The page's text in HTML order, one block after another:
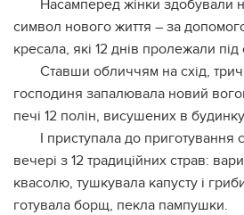
Насамперед жінки здобували
символ нового життя – за
кресала, які 12 днів пролежали
Ставши обличчям на схід,
господиня запалювала новий
печі 12 полін, висушених в
І приступала до приготування
вечері з 12 традиційних страв:
квасолю, тушкувала капусту і
готувала борщ, пекла пампушки.